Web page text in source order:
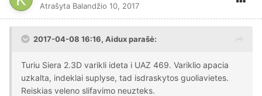
Atrašyta Balandžio 10, 2017
2017-04-08 16:16, Aidux parašė:
Turiu Siera 2.3D varikli ideta i UAZ 469. Variklio apacia
uzkalta, indeklai suplyse, tad isdraskytos guoliavietes.
Reiskias veleno slifavimo neuzteks.